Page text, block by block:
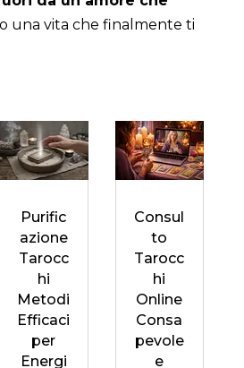
una vita che finalmente ti
Purific
azione
Tarocc
hi
Metodi
Efficaci
per
Energi
Consul
to
Tarocc
hi
Online
Consa
pevole
e